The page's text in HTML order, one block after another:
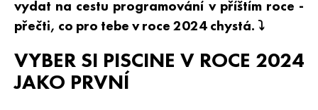
vydat na cestu programování v příštím roce -
přečti, co pro tebe v roce 2024 chystá. ⤵️
VYBER SI PISCINE V ROCE 2024
JAKO PRVNÍ